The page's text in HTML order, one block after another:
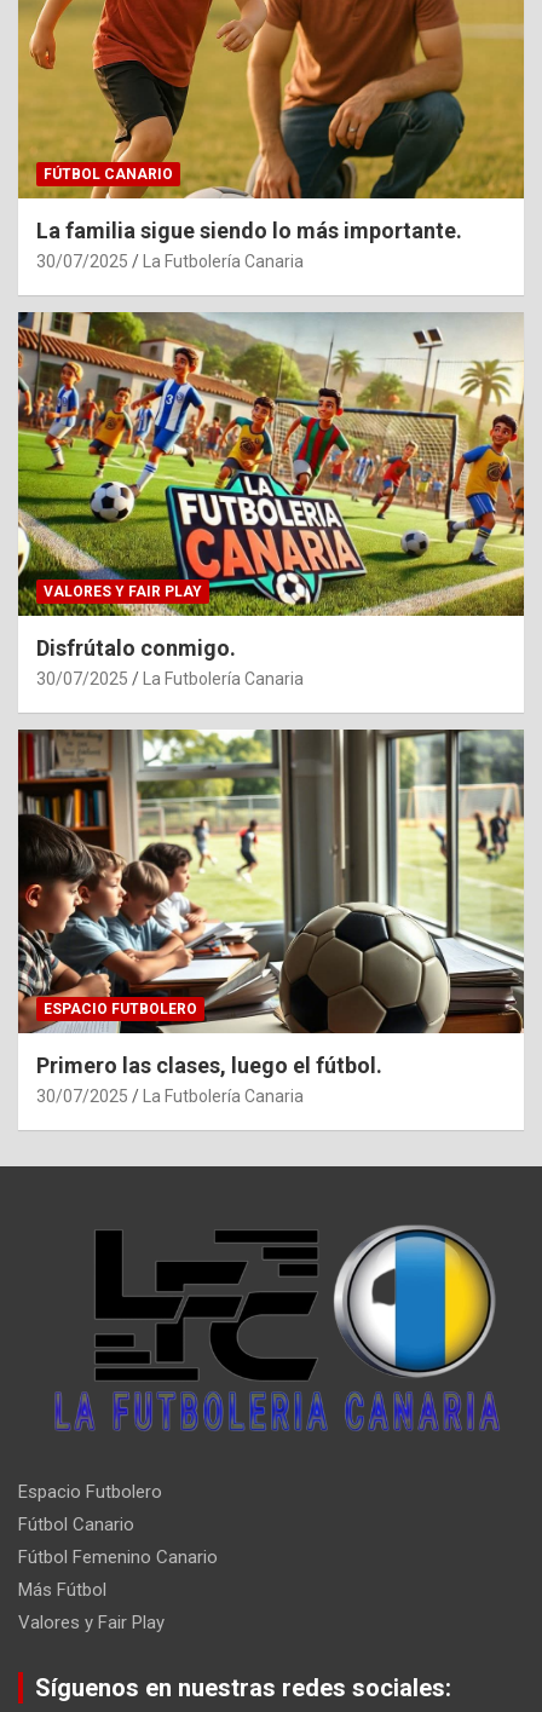
FÚTBOL CANARIO
La familia sigue siendo lo más importante.
30/07/2025 La Futbolería Canaria
VALORES Y FAIR PLAY
Disfrútalo conmigo.
30/07/2025 La Futbolería Canaria
ESPACIO FUTBOLERO
Primero las clases, luego el fútbol.
30/07/2025 La Futbolería Canaria
Espacio Futbolero
Fútbol Canario
Fútbol Femenino Canario
Más Fútbol
Valores y Fair Play
Síguenos en nuestras redes sociales: